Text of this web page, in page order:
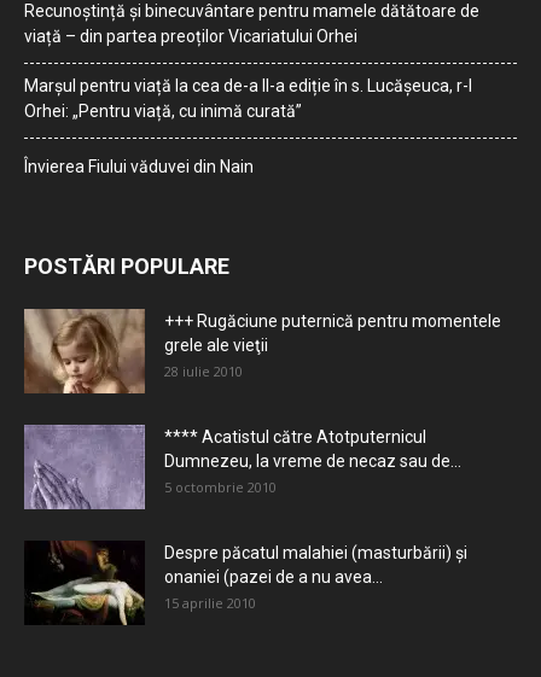
Recunoștință și binecuvântare pentru mamele dătătoare de
viață – din partea preoților Vicariatului Orhei
Marșul pentru viață la cea de-a II-a ediție în s. Lucășeuca, r-l
Orhei: „Pentru viață, cu inimă curată”
Învierea Fiului văduvei din Nain
POSTĂRI POPULARE
+++ Rugăciune puternică pentru momentele
grele ale vieţii
28 iulie 2010
**** Acatistul către Atotputernicul
Dumnezeu, la vreme de necaz sau de...
5 octombrie 2010
Despre păcatul malahiei (masturbării) şi
onaniei (pazei de a nu avea...
15 aprilie 2010